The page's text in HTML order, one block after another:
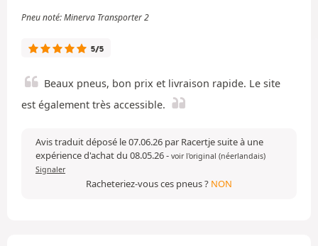
Pneu noté: Minerva Transporter 2
5/5
Beaux pneus, bon prix et livraison rapide. Le site
est également très accessible.
Avis traduit déposé le 07.06.26 par Racertje suite à une
expérience d'achat du 08.05.26- voir l'original (néerlandais)
Signaler
Racheteriez-vous ces pneus ? NON